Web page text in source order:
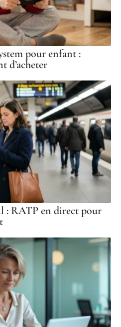
pour enfant :
d’acheter
: RATP en direct pour